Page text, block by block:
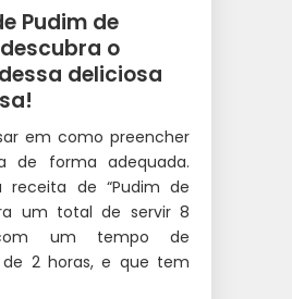
Pudim de
o
deliciosa
em como preencher
de forma adequada.
receita de “Pudim de
um total de servir 8
um tempo de
de 2 horas, e que tem